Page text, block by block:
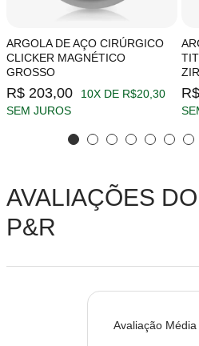
ARGOLA DE AÇO CIRÚRGICO
CLICKER MAGNÉTICO
GROSSO
R$ 203,00
10X DE R$20,30
SEM JUROS
AVALIAÇÕES
P&R
Avaliação Média